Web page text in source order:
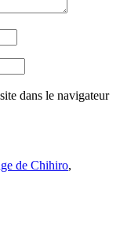
dans le navigateur
de Chihiro,